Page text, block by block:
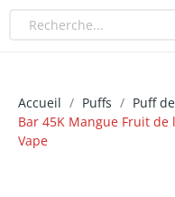
Accueil Puffs Puff
Bar 45K Mangue Fruit de
Vape